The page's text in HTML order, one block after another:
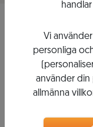
St Hugo Cabernet
Sauvignon 2010
JACOB'S
CREEK
Vi
personliga
använder din
allmänna